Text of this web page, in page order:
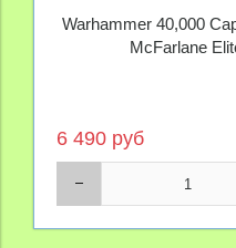
Warhammer 40,000
McFarlane
6 490 руб